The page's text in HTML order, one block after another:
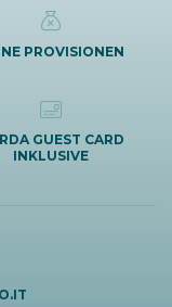
PROVISIONEN
GUEST CARD
INKLUSIVE